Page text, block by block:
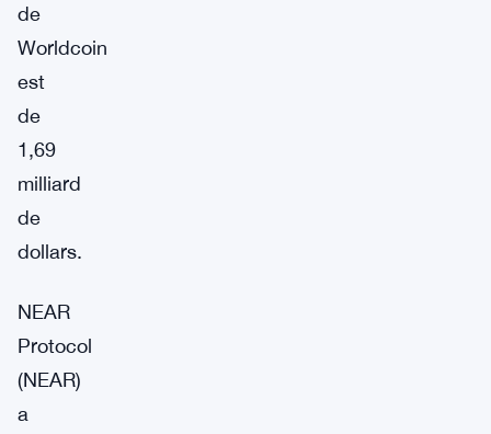
de
Worldcoin
est
de
1,69
milliard
de
dollars.
NEAR
Protocol
(NEAR)
a